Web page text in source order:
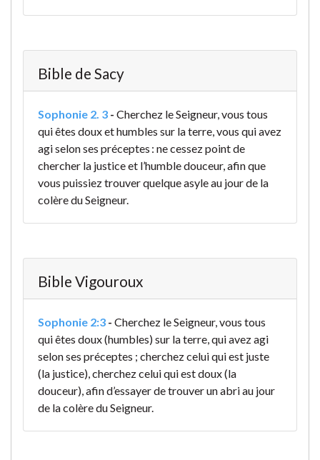
Bible de Sacy
Sophonie 2. 3 - Cherchez le Seigneur, vous tous
qui êtes doux et humbles sur la terre, vous qui avez
agi selon ses préceptes : ne cessez point de
chercher la justice et l’humble douceur, afin que
vous puissiez trouver quelque asyle au jour de la
colère du Seigneur.
Bible Vigouroux
Sophonie 2:3 - Cherchez le Seigneur, vous tous
qui êtes doux (humbles) sur la terre, qui avez agi
selon ses préceptes ; cherchez celui qui est juste
(la justice), cherchez celui qui est doux (la
douceur), afin d’essayer de trouver un abri au jour
de la colère du Seigneur.